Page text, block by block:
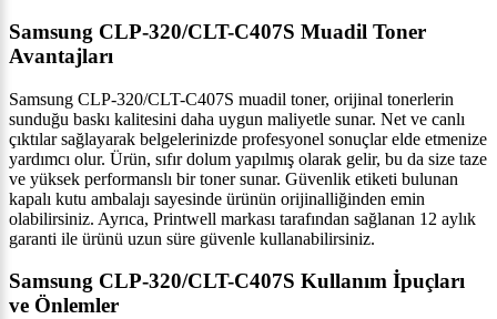
Samsung CLP-320/CLT-C407S Muadil Toner
Avantajları
Samsung CLP-320/CLT-C407S muadil toner, orijinal tonerlerin
sunduğu baskı kalitesini daha uygun maliyetle sunar. Net ve canlı
çıktılar sağlayarak belgelerinizde profesyonel sonuçlar elde etmenize
yardımcı olur. Ürün, sıfır dolum yapılmış olarak gelir, bu da size taze
ve yüksek performanslı bir toner sunar. Güvenlik etiketi bulunan
kapalı kutu ambalajı sayesinde ürünün orijinalliğinden emin
olabilirsiniz. Ayrıca, Printwell markası tarafından sağlanan 12 aylık
garanti ile ürünü uzun süre güvenle kullanabilirsiniz.
Samsung CLP-320/CLT-C407S Kullanım İpuçları
ve Önlemler